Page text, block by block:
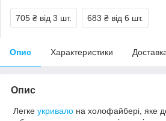
705 ₴ від 3 шт. 683 ₴ від 6 шт.
Опис Характеристики
Опис
Легке укривало на холофайбері, яке